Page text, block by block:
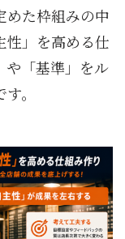
めた枠組みの中
性」を高める仕
や「基準」をル
。